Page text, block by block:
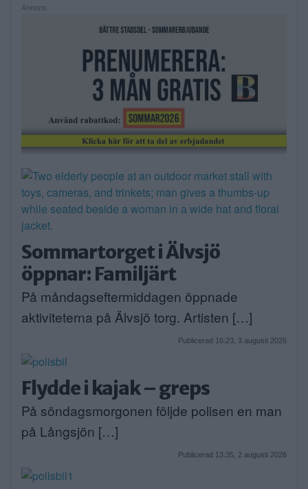
Annons:
Sommartorget i Älvsjö
öppnar: Familjärt
På måndagseftermiddagen öppnade
aktiviteterna på Älvsjö torg. Artisten […]
Publicerad 16:23, 3 augusti 2026
Flydde i kajak – greps
På söndagsmorgonen följde polisen en man
på Långsjön […]
Publicerad 13:35, 2 augusti 2026